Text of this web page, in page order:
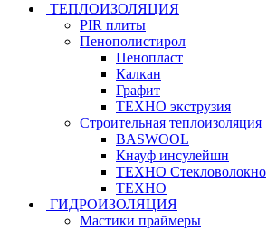
ТЕПЛОИЗОЛЯЦИЯ
PIR плиты
Пенополистирол
Пенопласт
Калкан
Графит
ТЕХНО экструзия
Строительная теплоизоляция
BASWOOL
Кнауф инсулейшн
ТЕХНО Стекловолокно
ТЕХНО
ГИДРОИЗОЛЯЦИЯ
Мастики праймеры